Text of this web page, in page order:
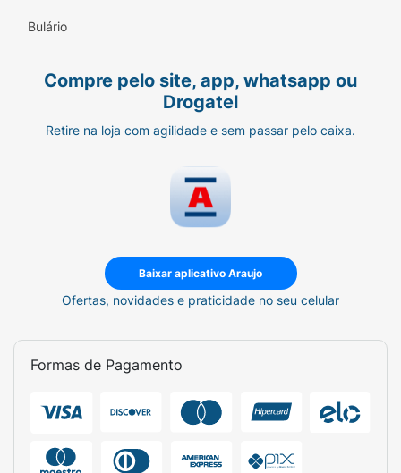
Bulário
Compre pelo site, app, whatsapp ou
Drogatel
Retire na loja com agilidade e sem passar pelo caixa.
Baixar aplicativo Araujo
Ofertas, novidades e praticidade no seu celular
Formas de Pagamento